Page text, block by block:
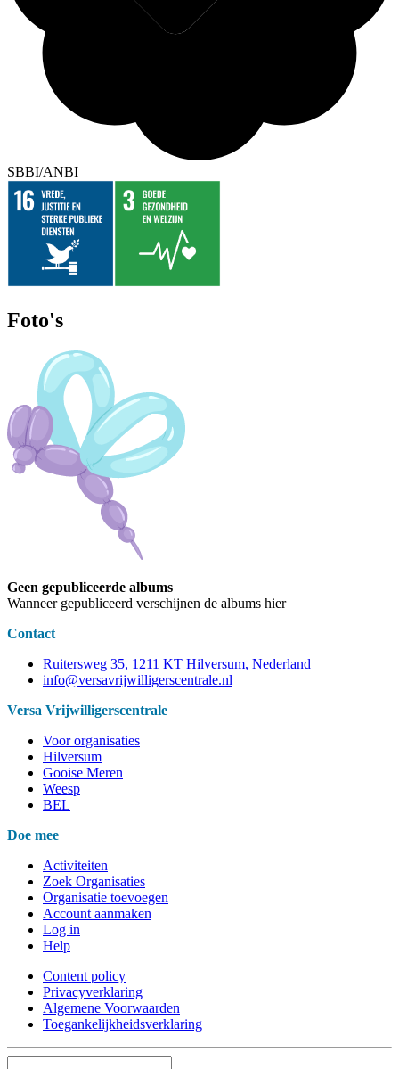
SBBI/ANBI
Foto's
Geen gepubliceerde albums
Wanneer gepubliceerd verschijnen de albums hier
Contact
Ruitersweg 35, 1211 KT Hilversum, Nederland
info@versavrijwilligerscentrale.nl
Versa Vrijwilligerscentrale
Voor organisaties
Hilversum
Gooise Meren
Weesp
BEL
Doe mee
Activiteiten
Zoek Organisaties
Organisatie toevoegen
Account aanmaken
Log in
Help
Content policy
Privacyverklaring
Algemene Voorwaarden
Toegankelijkheidsverklaring